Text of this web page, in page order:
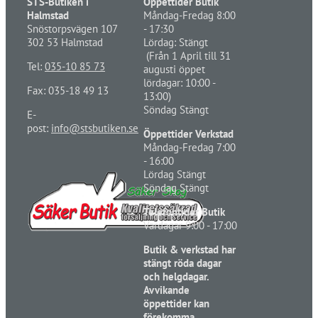
Halmstad
Snöstorpsvägen 107
302 53 Halmstad
Tel: 035-10 85 73
Fax: 035-18 49 13
E-
post: info@stsbutiken.se
Måndag-Fredag 8:00
- 17:30
Lördag: Stängt
(Från 1 April till 31
augusti öppet
lördagar: 10:00 -
13:00)
Söndag Stängt
Öppettider Verkstad
Måndag-Fredag 7:00
- 16:00
Lördag Stängt
Söndag Stängt
Telefontider Butik
Vardagar 9:00 - 17:00
Butik & verkstad har
stängt röda dagar
och helgdagar.
Avvikande
öppettider kan